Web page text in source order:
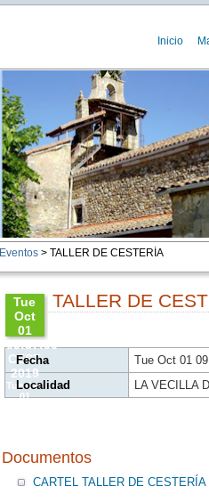
Inicio
Eventos> TALLER DE CESTERÍA
Tue
Oct
01
09:37:00
CEST
2019
Tue Oct
01
09:37:00
2019
TALLER DE
Fecha
Tue Oct 01
Localidad
LA VECILLA
Documentos
CARTEL TALLER DE CESTERÍA